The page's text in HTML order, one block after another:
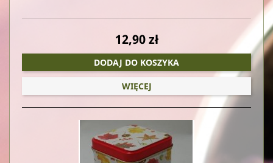
12,90 zł
DODAJ DO KOSZYKA
WIĘCEJ